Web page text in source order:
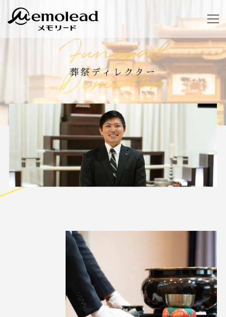
Funeral
Director
葬祭ディレクター